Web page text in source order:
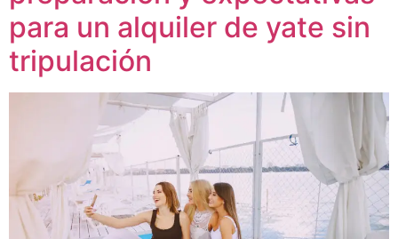
para un alquiler de yate sin
tripulación